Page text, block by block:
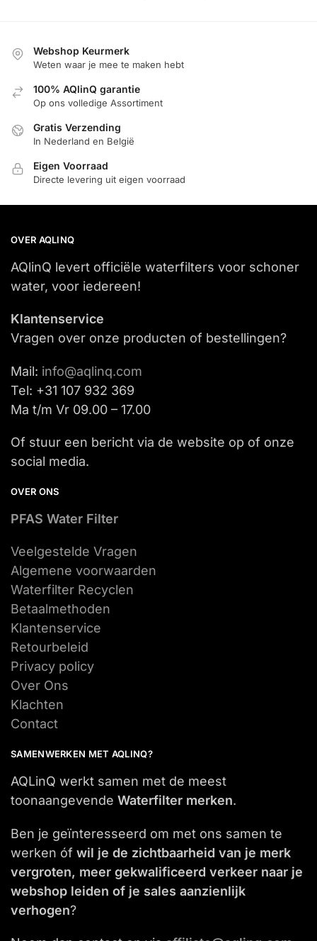
Webshop Keurmerk
Weten waar je mee te maken hebt
100% AQlinQ garantie
Op ons volledige Assortiment
Gratis Verzending
In Nederland en België
Eigen Voorraad
Directe levering uit eigen voorraad
OVER AQLINQ
AQlinQ levert officiële waterfilters voor schoner
water, voor iedereen!
Klantenservice
Vragen over onze producten of bestellingen?
Mail: info@aqlinq.com
Tel: +31 107 932 369
Ma t/m Vr 09.00 – 17.00
Of stuur een bericht via de website op of onze
social media.
OVER ONS
PFAS Water Filter
Veelgestelde Vragen
Algemene voorwaarden
Waterfilter Recyclen
Betaalmethoden
Klantenservice
Retourbeleid
Privacy policy
Over Ons
Klachten
Contact
SAMENWERKEN MET AQLINQ?
AQLinQ werkt samen met de meest
toonaangevende Waterfilter merken.
Ben je geïnteresseerd om met ons samen te
werken óf wil je de zichtbaarheid van je merk
vergroten, meer gekwalificeerd verkeer naar je
webshop leiden of je sales aanzienlijk
verhogen?